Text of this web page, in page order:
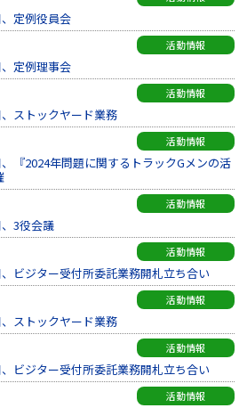
、定例役員会
活動情報
、定例理事会
活動情報
、ストックヤード業務
活動情報
、『2024年問題に関するトラックGメンの活
活動情報
、3役会議
活動情報
、ビジター受付所委託業務開札立ち合い
活動情報
、ストックヤード業務
活動情報
、ビジター受付所委託業務開札立ち合い
活動情報